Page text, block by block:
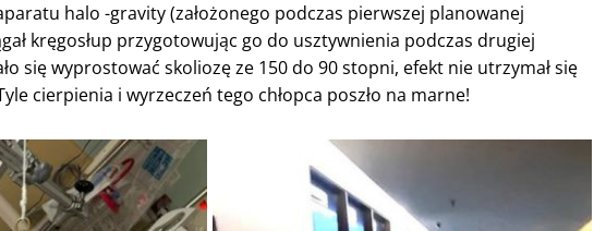
halo -gravity (założonego podczas pierwszej planowanej
kręgosłup przygotowując go do usztywnienia podczas drugiej
się wyprostować skoliozę ze 150 do 90 stopni, efekt nie utrzymał się
cierpienia i wyrzeczeń tego chłopca poszło na marne!